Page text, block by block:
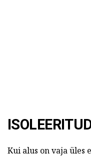
Kui alus on vaja üles